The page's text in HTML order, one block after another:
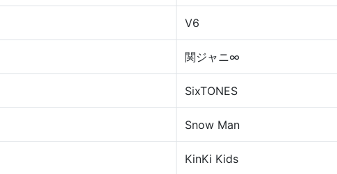
V6
関ジャニ∞
SixTONES
Snow Man
KinKi Kids